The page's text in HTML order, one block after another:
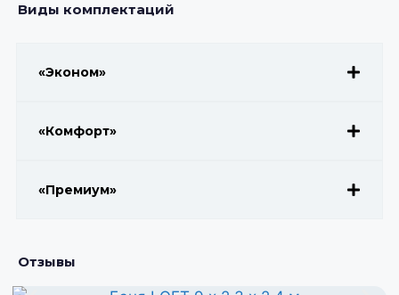
Виды комплектаций
«Эконом»
«Комфорт»
«Премиум»
Отзывы